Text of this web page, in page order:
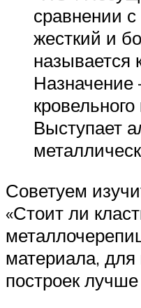
сравнении
жесткий и
называется
Назначение
Выступает
Советуем
«Стоит ли
материала, для
построек